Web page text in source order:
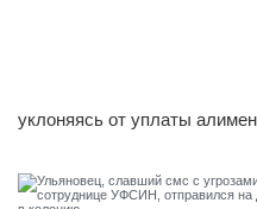
уклоняясь от уплаты